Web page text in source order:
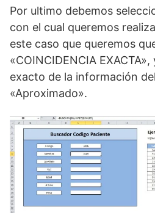
Por ultimo debemos
con el cual queremos
este caso que queremos
«COINCIDENCIA
exacto de la información
«Aproximado».